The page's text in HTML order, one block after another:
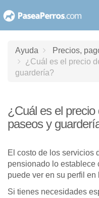
al
Ayuda
Precios,
¿Cuál es el precio
guardería?
¿Cuál es el
paseos y
El costo de los servicios
pensionado lo establece
puede ver en su perfil en
Si tienes necesidades